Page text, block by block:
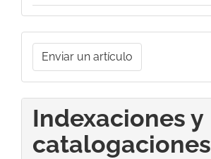
Enviar
un
artículo
Enviar un artículo
Indexaciones y
catalogaciones